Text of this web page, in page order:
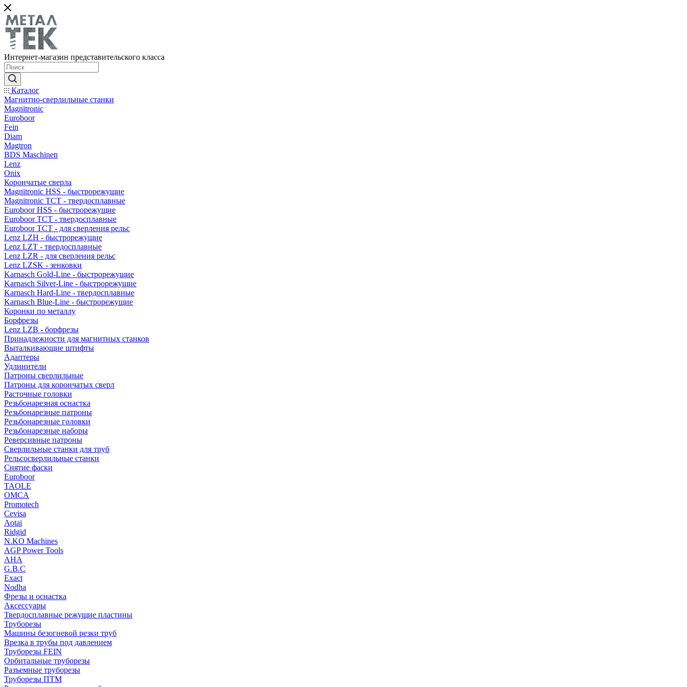
Интернет-магазин представительского класса
Каталог
Магнитно-сверлильные станки
Magnitronic
Euroboor
Fein
Diam
Magtron
BDS Maschinen
Lenz
Onix
Корончатые сверла
Magnitronic HSS - быстрорежущие
Magnitronic TCT - твердосплавные
Euroboor HSS - быстрорежущие
Euroboor TCT - твердосплавные
Euroboor TCT - для сверления рельс
Lenz LZH - быстрорежущие
Lenz LZT - твердосплавные
Lenz LZR - для сверления рельс
Lenz LZSK - зенковки
Karnasch Gold-Line - быстрорежущие
Karnasch Silver-Line - быстрорежущие
Karnasch Hard-Line - твердосплавные
Karnasch Blue-Line - быстрорежущие
Коронки по металлу
Борфрезы
Lenz LZB - борфрезы
Принадлежности для магнитных станков
Выталкивающие штифты
Адаптеры
Удлинители
Патроны сверлильные
Патроны для корончатых сверл
Расточные головки
Резьбонарезная оснастка
Резьбонарезные патроны
Резьбонарезные головки
Резьбонарезные наборы
Реверсивные патроны
Сверлильные станки для труб
Рельсосверлильные станки
Снятие фаски
Euroboor
TAOLE
OMCA
Promotech
Cevisa
Aotai
Ridgid
N.KO Machines
AGP Power Tools
AHA
G.B.C
Exact
Nodha
Фрезы и оснастка
Аксессуары
Твердосплавные режущие пластины
Труборезы
Машины безогневой резки труб
Врезка в трубы под давлением
Труборезы FEIN
Орбитальные труборезы
Разъемные труборезы
Труборезы ПТМ